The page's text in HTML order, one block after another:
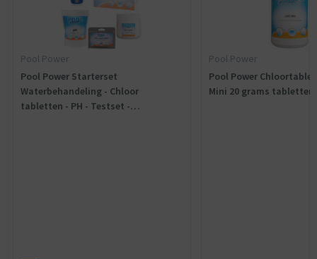
Pool Power
Pool Power Starterset
Waterbehandeling - Chloor
tabletten - PH - Testset -
Pool Power
Pool Power
Mini 20 grams tabletten